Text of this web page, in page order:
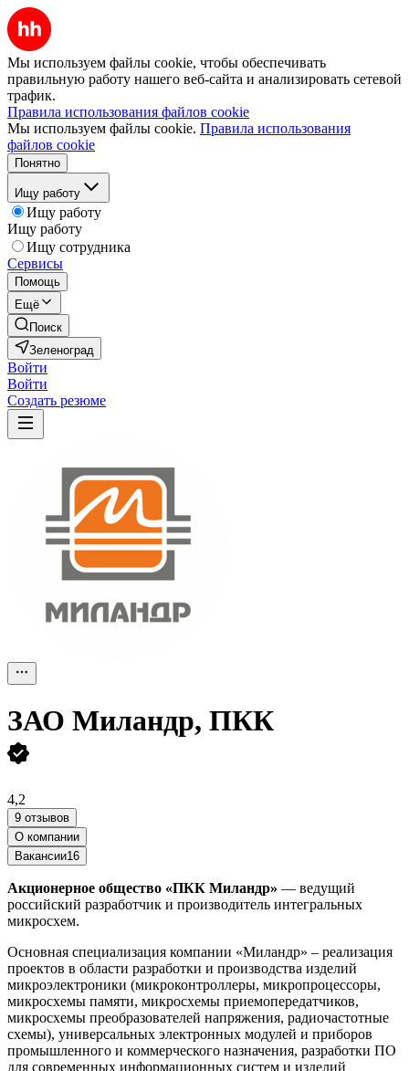
Мы используем файлы cookie, чтобы обеспечивать
правильную работу нашего веб-сайта и анализировать сетевой
трафик.
Правила использования файлов cookie
Мы используем файлы cookie. Правила использования
файлов cookie
Понятно
Ищу работу
Ищу работу
Ищу работу
Ищу сотрудника
Сервисы
Помощь
Ещё
Поиск
Зеленоград
Войти
Войти
Создать резюме
ЗАО Миландр, ПКК
4,2
9 отзывов
О компании
Вакансии16
Акционерное общество «ПКК Миландр» — ведущий
российский разработчик и производитель интегральных
микросхем.
Основная специализация компании «Миландр» – реализация
проектов в области разработки и производства изделий
микроэлектроники (микроконтроллеры, микропроцессоры,
микросхемы памяти, микросхемы приемопередатчиков,
микросхемы преобразователей напряжения, радиочастотные
схемы), универсальных электронных модулей и приборов
промышленного и коммерческого назначения, разработки ПО
для современных информационных систем и изделий